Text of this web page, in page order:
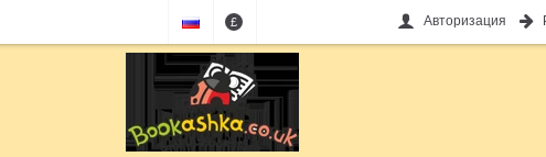
£ Авторизация